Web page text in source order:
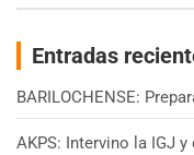
Entradas
BARILOCHENSE:
AKPS: Intervino la IGJ